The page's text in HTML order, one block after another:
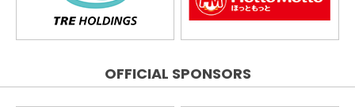
OFFICIAL SPONSORS